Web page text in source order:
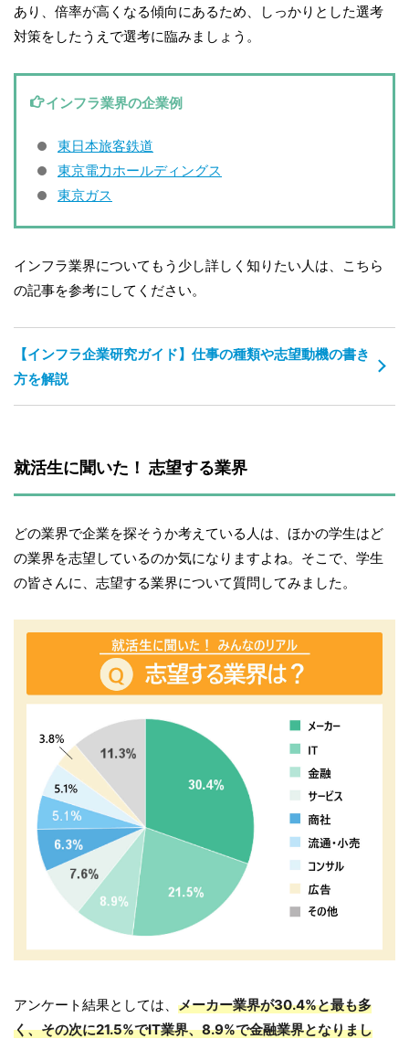
あり、倍率が高くなる傾向にあるため、しっかりとした選考
対策をしたうえで選考に臨みましょう。
インフラ業界の企業例
東日本旅客鉄道
東京電力ホールディングス
東京ガス
インフラ業界についてもう少し詳しく知りたい人は、こちら
の記事を参考にしてください。
【インフラ企業研究ガイド】仕事の種類や志望動機の書き
方を解説
就活生に聞いた！ 志望する業界
どの業界で企業を探そうか考えている人は、ほかの学生はど
の業界を志望しているのか気になりますよね。そこで、学生
の皆さんに、志望する業界について質問してみました。
アンケート結果としては、 メーカー業界が30.4%と最も多
く、その次に21.5%でIT業界、8.9%で金融業界となりまし